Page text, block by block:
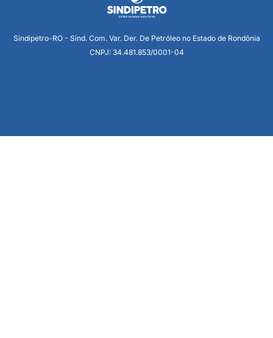
Sindipetro-RO - Sind. Com. Var. Der. De Petróleo no Estado de Rondônia
CNPJ: 34.481.853/0001-04